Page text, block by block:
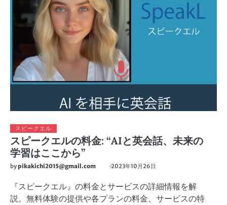
スピークエル
スピークエルの料金: “AIと英会話、未来の
学習はここから”
bypikakichi2015@gmail.com 2023年10月26日
『スピークエル』の料金とサービスの詳細情報を解
説。無料体験の提供や各プランの料金、サービスの特